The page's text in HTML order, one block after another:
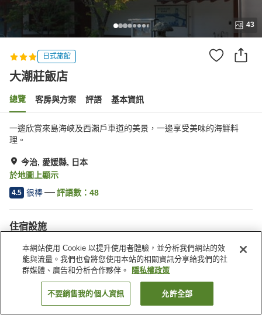
43
日式旅館
大潮莊飯店
總覽 客房與方案 評語 基本資訊
一邊欣賞來島海峽及西瀨戶車道的美景，一邊享受美味的海鮮料
理。
今治, 愛媛縣, 日本
於地圖上顯示
4.5 很棒 評語數： 48
住宿設施
停車場
餐廳
自動販賣機
宴會廳
找客房
本網站使用 Cookie 以提升使用者體驗，並分析我們網站的效
能與流量。我們也會將您使用本站的相關資訊分享給我們的社
群媒體、廣告和分析合作夥伴。
隱私權政策
不要銷售我的個人資訊 允許全部